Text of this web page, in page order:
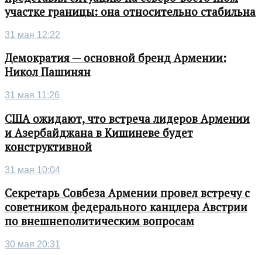
участке границы: она относительно стабильна
31 мая 12:22
Демократия — основной бренд Армении:
Никол Пашинян
31 мая 11:26
США ожидают, что встреча лидеров Армении
и Азербайджана в Кишиневе будет
конструктивной
31 мая 10:04
Секретарь Совбеза Армении провел встречу с
советником федерального канцлера Австрии
по внешнеполитическим вопросам
30 мая 20:31